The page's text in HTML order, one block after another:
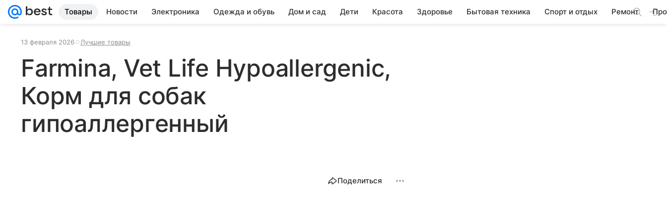
Товары Новости Электроника Одежда и обувь Дом и сад Дети Красота Здоровье Бытовая техника Спорт и отдых Ремонт
13 февраля 2026 Лучшие товары
Farmina, Vet Life Hypoallergenic,
Корм для собак
гипоаллергенный
Поделиться